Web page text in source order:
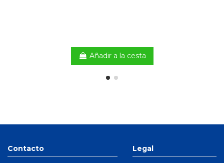
Añadir a la cesta
Contacto Legal